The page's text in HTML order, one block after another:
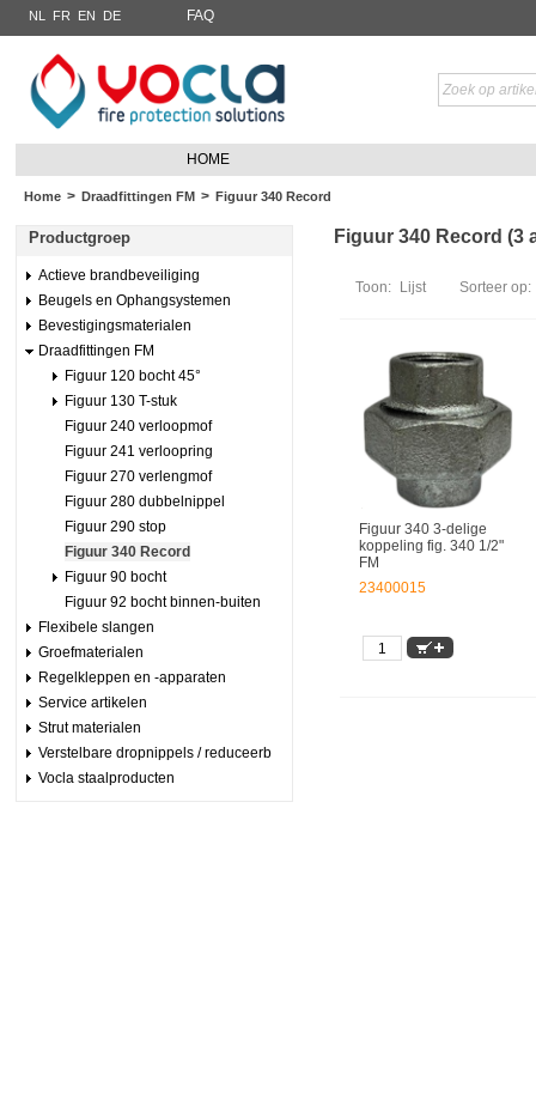
NL FR EN DE FAQ
HOME
Home > Draadfittingen FM > Figuur 340 Record
Productgroep
Actieve brandbeveiliging
Beugels en Ophangsystemen
Bevestigingsmaterialen
Draadfittingen FM
Figuur 120 bocht 45°
Figuur 130 T-stuk
Figuur 240 verloopmof
Figuur 241 verloopring
Figuur 270 verlengmof
Figuur 280 dubbelnippel
Figuur 290 stop
Figuur 340 Record
Figuur 90 bocht
Figuur 92 bocht binnen-buiten
Flexibele slangen
Groefmaterialen
Regelkleppen en -apparaten
Service artikelen
Strut materialen
Verstelbare dropnippels / reduceerb
Vocla staalproducten
Figuur 340 Record (3
Toon: Lijst Sorteer op:
Figuur 340 3-delige
koppeling fig. 340 1/2"
FM
23400015